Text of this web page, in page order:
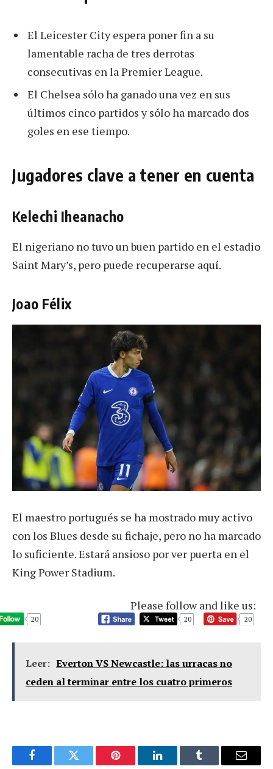
El Leicester City espera poner fin a su
lamentable racha de tres derrotas
consecutivas en la Premier League.
El Chelsea sólo ha ganado una vez en sus
últimos cinco partidos y sólo ha marcado dos
goles en ese tiempo.
Jugadores clave a tener en cuenta
Kelechi Iheanacho
El nigeriano no tuvo un buen partido en el estadio
Saint Mary’s, pero puede recuperarse aquí.
Joao Félix
El maestro portugués se ha mostrado muy activo
con los Blues desde su fichaje, pero no ha marcado
lo suficiente. Estará ansioso por ver puerta en el
King Power Stadium.
Please follow and like us:
20 20 20
Leer: Everton VS Newcastle: las urracas no
ceden al terminar entre los cuatro primeros
FacebookTwitter Pinterest LinkedInTumblr Email